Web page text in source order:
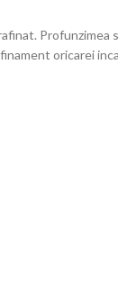
oricarei